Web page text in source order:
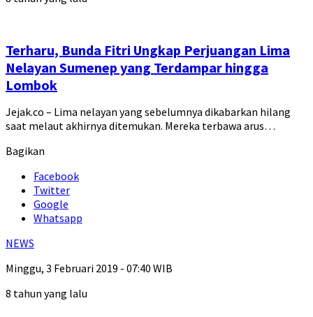
Terharu, Bunda Fitri Ungkap Perjuangan Lima
Nelayan Sumenep yang Terdampar hingga
Lombok
Jejak.co – Lima nelayan yang sebelumnya dikabarkan hilang
saat melaut akhirnya ditemukan. Mereka terbawa arus…
Bagikan
Facebook
Twitter
Google
Whatsapp
NEWS
Minggu, 3 Februari 2019 - 07:40 WIB
8 tahun yang lalu